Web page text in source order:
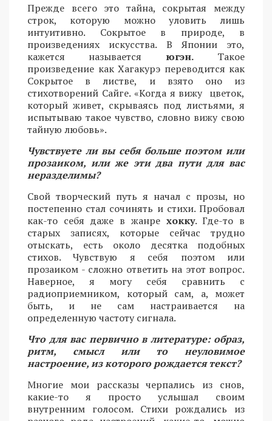
Прежде всего это тайна, сокрытая между
строк, которую можно уловить лишь
интуитивно. Сокрытое в природе, в
произведениях искусства. В Японии это,
кажется называется югэн.Такое
произведение как Хагакурэ переводится как
Сокрытое в листве, и взято оно из
стихотворений Сайге. «Когда я вижу цветок,
который живет, скрываясь под листьями, я
испытываю такое чувство, словно вижу свою
тайную любовь».
Чувствуете ли вы себя больше поэтом или
прозаиком, или же эти два пути для вас
неразделимы?
Свой творческий путь я начал с прозы, но
постепенно стал сочинять и стихи. Пробовал
как-то себя даже в жанре хокку. Где-то в
старых записях, которые сейчас трудно
отыскать, есть около десятка подобных
стихов. Чувствую я себя поэтом или
прозаиком - сложно ответить на этот вопрос.
Наверное, я могу себя сравнить с
радиоприемником, который сам, а, может
быть, и не сам настраивается на
определенную частоту сигнала.
Что для вас первично в литературе: образ,
ритм, смысл или то неуловимое
настроение, из которого рождается текст?
Многие мои рассказы черпались из снов,
какие-то я просто услышал своим
внутренним голосом. Стихи рождались из